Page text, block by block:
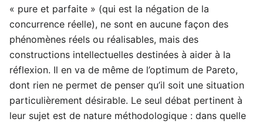
« pure et parfaite » (qui est la négation de la
concurrence réelle), ne sont en aucune façon des
phénomènes réels ou réalisables, mais des
constructions intellectuelles destinées à aider à la
réflexion. Il en va de même de l’optimum de Pareto,
dont rien ne permet de penser qu’il soit une situation
particulièrement désirable. Le seul débat pertinent à
leur sujet est de nature méthodologique : dans quelle